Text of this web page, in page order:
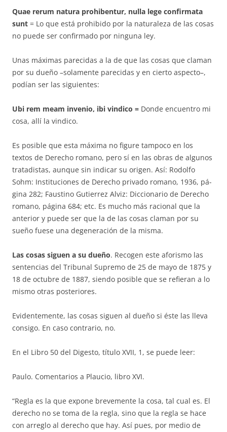
Quae rerum natura prohibentur, nulla lege confirmata
sunt = Lo que está prohibido por la naturaleza de las cosas
no puede ser confirmado por ninguna ley.
Unas máximas parecidas a la de que las cosas que claman
por su dueño –solamente parecidas y en cierto aspecto–,
podían ser las siguientes:
Ubi rem meam invenio, ibi vindico = Donde encuentro mi
cosa, allí la vindico.
Es posible que esta máxima no figure tampoco en los
textos de De­recho roma­no, pero sí en las obras de algunos
tratadistas, aunque sin in­di­car su ori­gen. Así: Rodolfo
Sohm: Instituciones de Derecho privado ro­ma­no, 1936, pá­
gina 282; Faustino Gutierrez Alviz: Diccionario de De­re­cho
romano, pá­gi­na 684; etc. Es mucho más racional que la
anterior y puede ser que la de las cosas claman por su
sueño fuese una degenera­ción de la misma.
Las cosas siguen a su dueño. Recogen este aforismo las
sentencias del Tribunal Supremo de 25 de mayo de 1875 y
18 de octubre de 1887, siendo posible que se refieran a lo
mismo otras posteriores.
Evidentemente, las cosas siguen al dueño si éste las lleva
consigo. En caso contrario, no.
En el Libro 50 del Digesto, título XVII, 1, se pue­de leer:
Paulo. Comentarios a Plaucio, libro XVI.
“Regla es la que expone brevemente la cosa, tal cual es. El
derecho no se toma de la regla, sino que la regla se hace
con arreglo al derecho que hay. Así pues, por medio de